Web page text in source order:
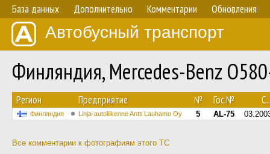
База данных Дополнительно Комментарии Обновления
Автобусный транспорт
Финляндия, Mercedes-Benz
Регион Предприятие № Гос.№
Финляндия Linja-autoliikenne Antti Lauhamo Oy 5 AL-75
Все комментарии к фотографиям этого ТС